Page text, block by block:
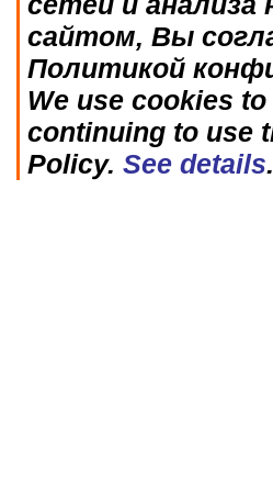
сайтом, Вы
Политикой
We use cookies
continuing to use
Policy. See details.